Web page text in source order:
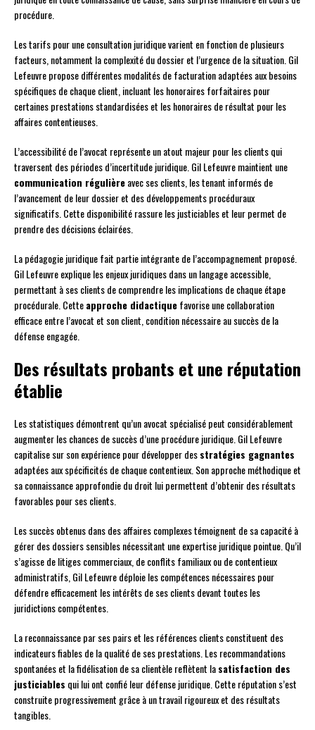
procédure.
Les tarifs pour une consultation juridique varient en fonction de plusieurs
facteurs, notamment la complexité du dossier et l’urgence de la situation. Gil
Lefeuvre propose différentes modalités de facturation adaptées aux besoins
spécifiques de chaque client, incluant les honoraires forfaitaires pour
certaines prestations standardisées et les honoraires de résultat pour les
affaires contentieuses.
L’accessibilité de l’avocat représente un atout majeur pour les clients qui
traversent des périodes d’incertitude juridique. Gil Lefeuvre maintient une
communication régulièreavec ses clients, les tenant informés de
l’avancement de leur dossier et des développements procéduraux
significatifs. Cette disponibilité rassure les justiciables et leur permet de
prendre des décisions éclairées.
La pédagogie juridique fait partie intégrante de l’accompagnement proposé.
Gil Lefeuvre explique les enjeux juridiques dans un langage accessible,
permettant à ses clients de comprendre les implications de chaque étape
procédurale. Cetteapproche didactiquefavorise une collaboration
efficace entre l’avocat et son client, condition nécessaire au succès de la
défense engagée.
Des résultats probants et une réputation
établie
Les statistiques démontrent qu’un avocat spécialisé peut considérablement
augmenter les chances de succès d’une procédure juridique. Gil Lefeuvre
capitalise sur son expérience pour développer desstratégies gagnantes
adaptées aux spécificités de chaque contentieux. Son approche méthodique et
sa connaissance approfondie du droit lui permettent d’obtenir des résultats
favorables pour ses clients.
Les succès obtenus dans des affaires complexes témoignent de sa capacité à
gérer des dossiers sensibles nécessitant une expertise juridique pointue. Qu’il
s’agisse de litiges commerciaux, de conflits familiaux ou de contentieux
administratifs, Gil Lefeuvre déploie les compétences nécessaires pour
défendre efficacement les intérêts de ses clients devant toutes les
juridictions compétentes.
La reconnaissance par ses pairs et les références clients constituent des
indicateurs fiables de la qualité de ses prestations. Les recommandations
spontanées et la fidélisation de sa clientèle reflètent lasatisfaction des
justiciables qui lui ont confié leur défense juridique. Cette réputation s’est
construite progressivement grâce à un travail rigoureux et des résultats
tangibles.